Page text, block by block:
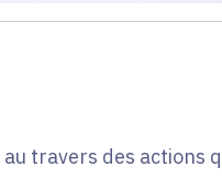
travers des actions